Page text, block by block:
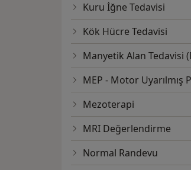
Kuru İğne Tedavisi
Kök Hücre Tedavisi
Manyetik Alan Tedavisi
MEP - Motor Uyarılmış
Mezoterapi
MRI Değerlendirme
Normal Randevu